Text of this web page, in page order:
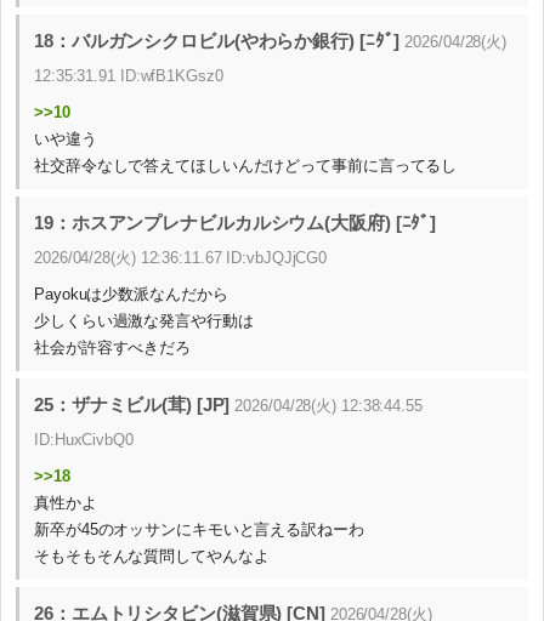
18：バルガンシクロビル(やわらか銀行) [ﾆﾀﾞ] 2026/04/28(火)
12:35:31.91 ID:wfB1KGsz0
>>10
いや違う
社交辞令なしで答えてほしいんだけどって事前に言ってるし
19：ホスアンプレナビルカルシウム(大阪府) [ﾆﾀﾞ]
2026/04/28(火) 12:36:11.67 ID:vbJQJjCG0
Payokuは少数派なんだから
少しくらい過激な発言や行動は
社会が許容すべきだろ
25：ザナミビル(茸) [JP] 2026/04/28(火) 12:38:44.55
ID:HuxCivbQ0
>>18
真性かよ
新卒が45のオッサンにキモいと言える訳ねーわ
そもそもそんな質問してやんなよ
26：エムトリシタビン(滋賀県) [CN] 2026/04/28(火)